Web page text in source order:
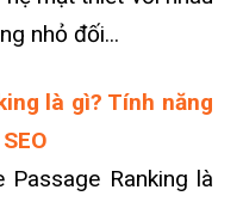
nhỏ đối...
là gì? Tính năng
Ranking là